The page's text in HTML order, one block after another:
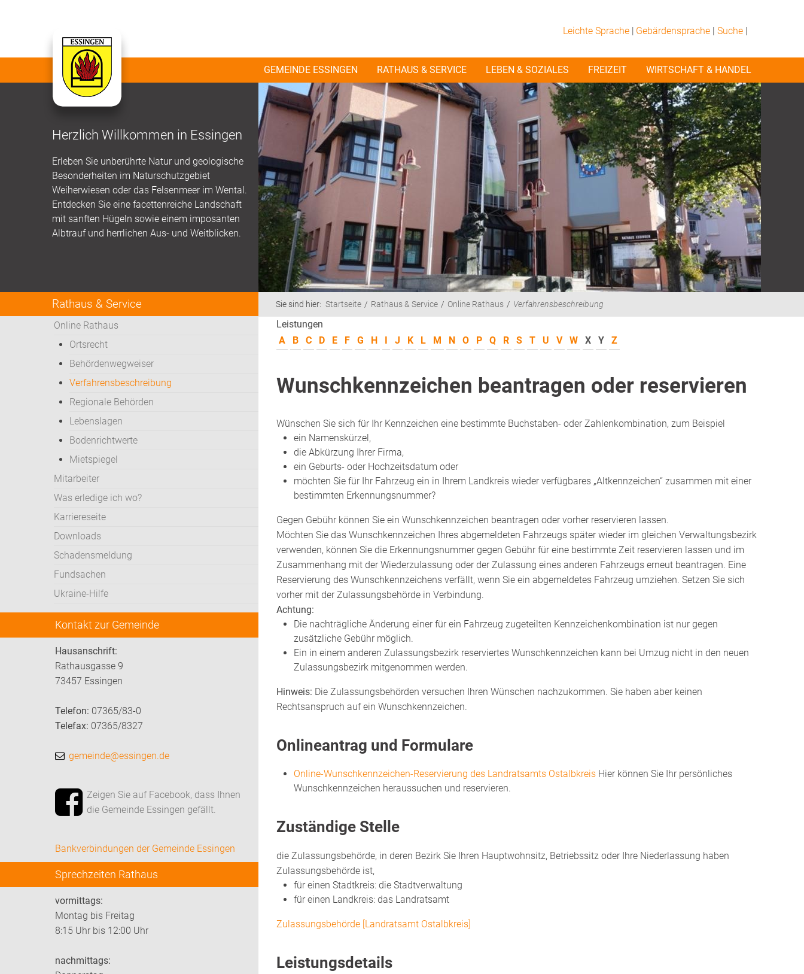
Leichte Sprache | Gebärdensprache | Suche|
GEMEINDE ESSINGEN RATHAUS & SERVICE LEBEN & SOZIALES FREIZEIT WIRTSCHAFT & HANDEL
Herzlich Willkommen in Essingen
Erleben Sie unberührte Natur und geologische
Besonderheiten im Naturschutzgebiet
Weiherwiesen oder das Felsenmeer im Wental.
Entdecken Sie eine facettenreiche Landschaft
mit sanften Hügeln sowie einem imposanten
Albtrauf und herrlichen Aus- und Weitblicken.
Rathaus & Service
Online Rathaus
Ortsrecht
Behördenwegweiser
Verfahrensbeschreibung
Regionale Behörden
Lebenslagen
Bodenrichtwerte
Mietspiegel
Mitarbeiter
Was erledige ich wo?
Karriereseite
Downloads
Schadensmeldung
Fundsachen
Ukraine-Hilfe
Kontakt zur Gemeinde
Hausanschrift:
Rathausgasse 9
73457 Essingen
Telefon: 07365/83-0
Telefax: 07365/8327
gemeinde@essingen.de
Zeigen Sie auf Facebook, dass Ihnen
die Gemeinde Essingen gefällt.
Bankverbindungen der Gemeinde Essingen
Sprechzeiten Rathaus
vormittags:
Montag bis Freitag
8:15 Uhr bis 12:00 Uhr
nachmittags:
Sie sind hier: Startseite Rathaus & Service Online Rathaus Verfahrensbeschreibung
Leistungen
A
B C D E F G H I J K L M N O P Q R S T U V W X Y Z
Wunschkennzeichen beantragen oder reservieren
Wünschen Sie sich für Ihr Kennzeichen eine bestimmte Buchstaben- oder Zahlenkombination, zum Beispiel
ein Namenskürzel,
die Abkürzung Ihrer Firma,
ein Geburts- oder Hochzeitsdatum oder
möchten Sie für Ihr Fahrzeug ein in Ihrem Landkreis wieder verfügbares „Altkennzeichen“ zusammen mit einer
bestimmten Erkennungsnummer?
Gegen Gebühr können Sie ein Wunschkennzeichen beantragen oder vorher reservieren lassen.
Möchten Sie das Wunschkennzeichen Ihres abgemeldeten Fahrzeugs später wieder im gleichen Verwaltungsbezirk
verwenden, können Sie die Erkennungsnummer gegen Gebühr für eine bestimmte Zeit reservieren lassen und im
Zusammenhang mit der Wiederzulassung oder der Zulassung eines anderen Fahrzeugs erneut beantragen. Eine
Reservierung des Wunschkennzeichens verfällt, wenn Sie ein abgemeldetes Fahrzeug umziehen. Setzen Sie sich
vorher mit der Zulassungsbehörde in Verbindung.
Achtung:
Die nachträgliche Änderung einer für ein Fahrzeug zugeteilten Kennzeichenkombination ist nur gegen
zusätzliche Gebühr möglich.
Ein in einem anderen Zulassungsbezirk reserviertes Wunschkennzeichen kann bei Umzug nicht in den neuen
Zulassungsbezirk mitgenommen werden.
Hinweis: Die Zulassungsbehörden versuchen Ihren Wünschen nachzukommen. Sie haben aber keinen
Rechtsanspruch auf ein Wunschkennzeichen.
Onlineantrag und Formulare
Online-Wunschkennzeichen-Reservierung des Landratsamts Ostalbkreis Hier können Sie Ihr persönliches
Wunschkennzeichen heraussuchen und reservieren.
Zuständige Stelle
die Zulassungsbehörde, in deren Bezirk Sie Ihren Hauptwohnsitz, Betriebssitz oder Ihre Niederlassung haben
Zulassungsbehörde ist,
für einen Stadtkreis: die Stadtverwaltung
für einen Landkreis: das Landratsamt
Zulassungsbehörde [Landratsamt Ostalbkreis]
Leistungsdetails